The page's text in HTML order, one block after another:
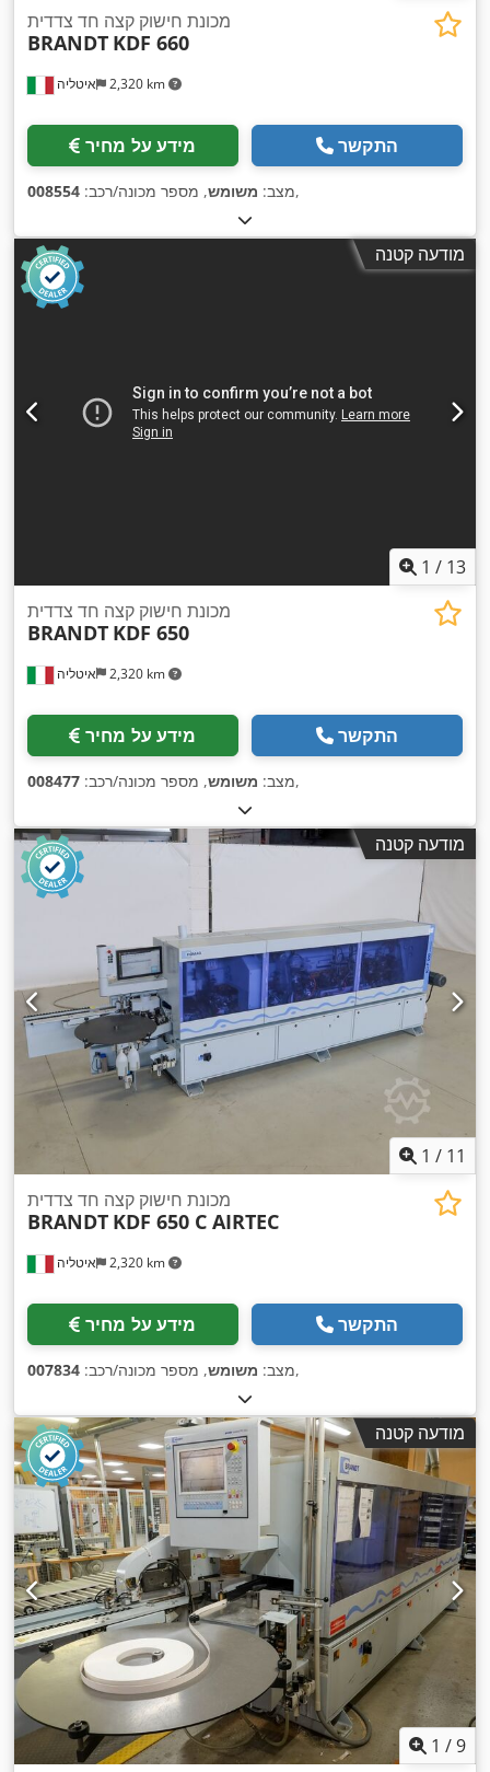
איטליה 2,320 km
מכונת חישוק קצה חד צדדית
BRANDT KDF 660
מידע על מחיר התקשר
מצב: משומש, מספר מכונה/רכב: 008554 ,
מודעה קטנה
1 / 13
איטליה 2,320 km
מכונת חישוק קצה חד צדדית
BRANDT KDF 650
מידע על מחיר התקשר
מצב: משומש, מספר מכונה/רכב: 008477 ,
מודעה קטנה
1 / 11
איטליה 2,320 km
מכונת חישוק קצה חד צדדית
BRANDT KDF 650 C AIRTEC
מידע על מחיר התקשר
מצב: משומש, מספר מכונה/רכב: 007834 ,
מודעה קטנה
1 /9